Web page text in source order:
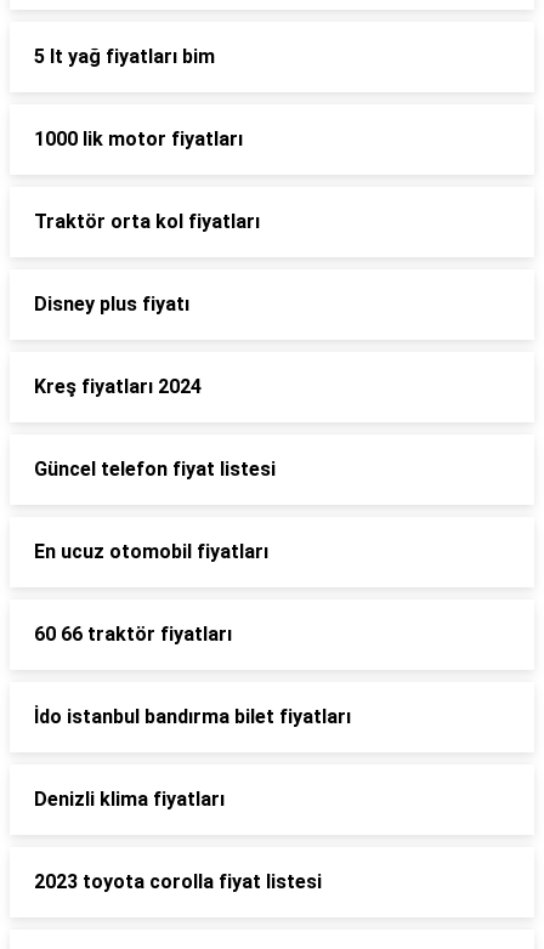
5 lt yağ fiyatları bim
1000 lik motor fiyatları
Traktör orta kol fiyatları
Disney plus fiyatı
Kreş fiyatları 2024
Güncel telefon fiyat listesi
En ucuz otomobil fiyatları
60 66 traktör fiyatları
İdo istanbul bandırma bilet fiyatları
Denizli klima fiyatları
2023 toyota corolla fiyat listesi